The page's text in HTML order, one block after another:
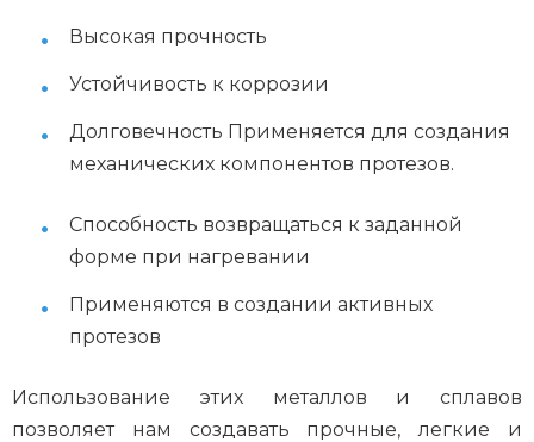
Высокая прочность
Устойчивость к коррозии
Долговечность Применяется для создания
механических компонентов протезов.
Способность возвращаться к заданной
форме при нагревании
Применяются в создании активных
протезов
Использование этих металлов и сплавов
позволяет нам создавать прочные, легкие и